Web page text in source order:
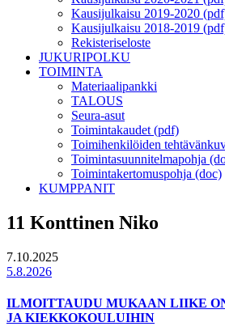
Kausijulkaisu 2019-2020
Kausijulkaisu 2018-2019
Rekisteriseloste
JUKURIPOLKU
TOIMINTA
Materiaalipankki
TALOUS
Seura-asut
Toimintakaudet (pdf)
Toimihenkilöiden
Toimintasuunnitelmapohja
Toimintakertomuspohja (doc)
KUMPPANIT
11 Konttinen Niko
7.10.2025
5.8.2026
ILMOITTAUDU MUKAAN LIIKE
JA KIEKKOKOULUIHIN